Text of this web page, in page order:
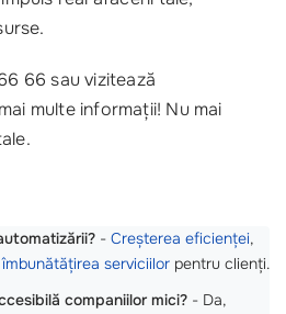
66 sau vizitează
multe informații! Nu mai
- Creșterea eficienței,
îmbunătățirea serviciilor pentru clienți.
companiilor mici? - Da,